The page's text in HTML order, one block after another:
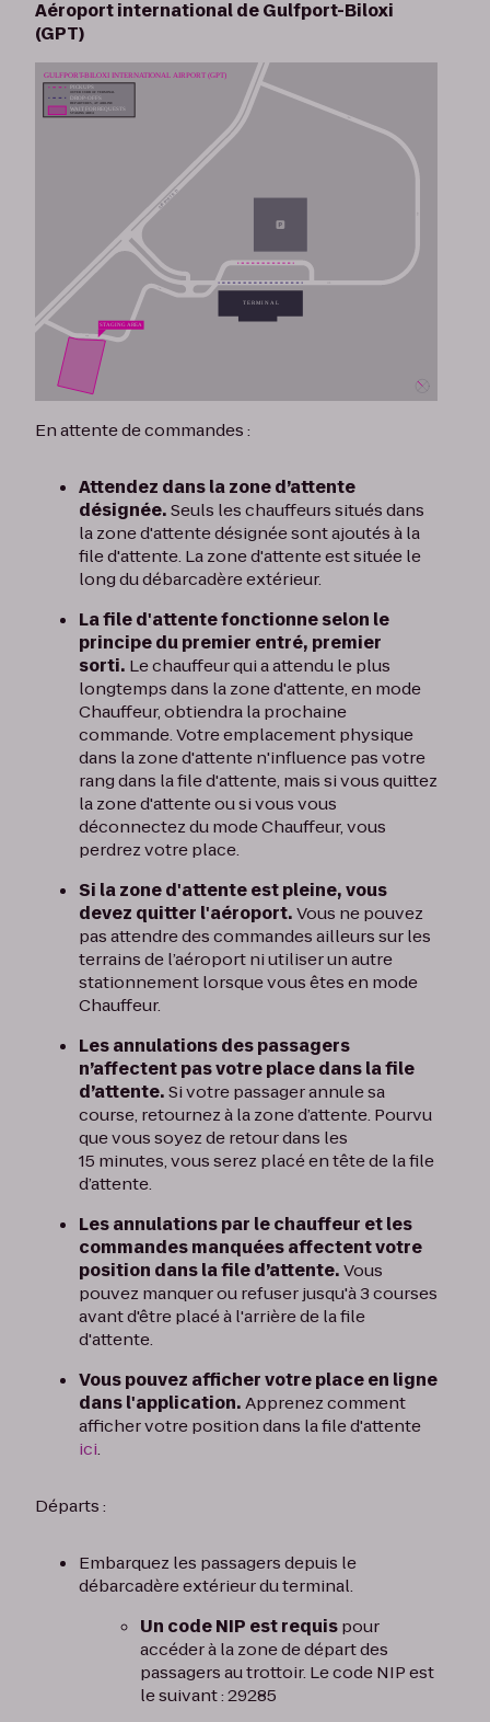
Aéroport international de Gulfport-Biloxi
(GPT)
En attente de commandes :
Attendez dans la zone d’attente
désignée.Seuls les chauffeurs situés dans
la zone d'attente désignée sont ajoutés à la
file d'attente. La zone d'attente est située le
long du débarcadère extérieur.
La file d'attente fonctionne selon le
principe du premier entré, premier
sorti. Le chauffeur qui a attendu le plus
longtemps dans la zone d'attente, en mode
Chauffeur, obtiendra la prochaine
commande. Votre emplacement physique
dans la zone d'attente n'influence pas votre
rang dans la file d'attente, mais si vous quittez
la zone d'attente ou si vous vous
déconnectez du mode Chauffeur, vous
perdrez votre place.
Si la zone d'attente est pleine, vous
devez quitter l'aéroport.Vous ne pouvez
pas attendre des commandes ailleurs sur les
terrains de l’aéroport ni utiliser un autre
stationnement lorsque vous êtes en mode
Chauffeur.
Les annulations des passagers
n’affectent pas votre place dans la file
d’attente.Si votre passager annule sa
course, retournez à la zone d’attente. Pourvu
que vous soyez de retour dans les
15 minutes, vous serez placé en tête de la file
d’attente.
Les annulations par le chauffeur et les
commandes manquées affectent votre
position dans la file d’attente.Vous
pouvez manquer ou refuser jusqu'à 3 courses
avant d'être placé à l'arrière de la file
d'attente.
Vous pouvez afficher votre place en ligne
dans l'application.Apprenez comment
afficher votre position dans la file d'attente
ici.
Départs :
Embarquez les passagers depuis le
débarcadère extérieur du terminal.
Un code NIP est requispour
accéder à la zone de départ des
passagers au trottoir. Le code NIP est
le suivant : 29285